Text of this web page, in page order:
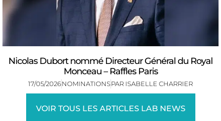
Nicolas Dubort nommé Directeur Général du Royal
Monceau – Raffles Paris
17/05/2026NOMINATIONSPAR ISABELLE CHARRIER
VOIR TOUS LES ARTICLES LAB NEWS